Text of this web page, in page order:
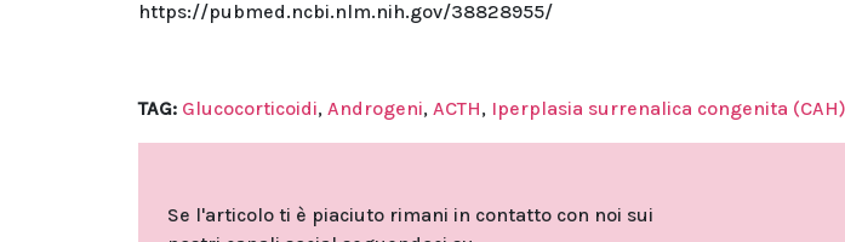
https://pubmed.ncbi.nlm.nih.gov/38828955/
TAG: Glucocorticoidi, Androgeni, ACTH, Iperplasia surrenalica congenita (CAH)
Se l'articolo ti è piaciuto rimani in contatto con noi sui